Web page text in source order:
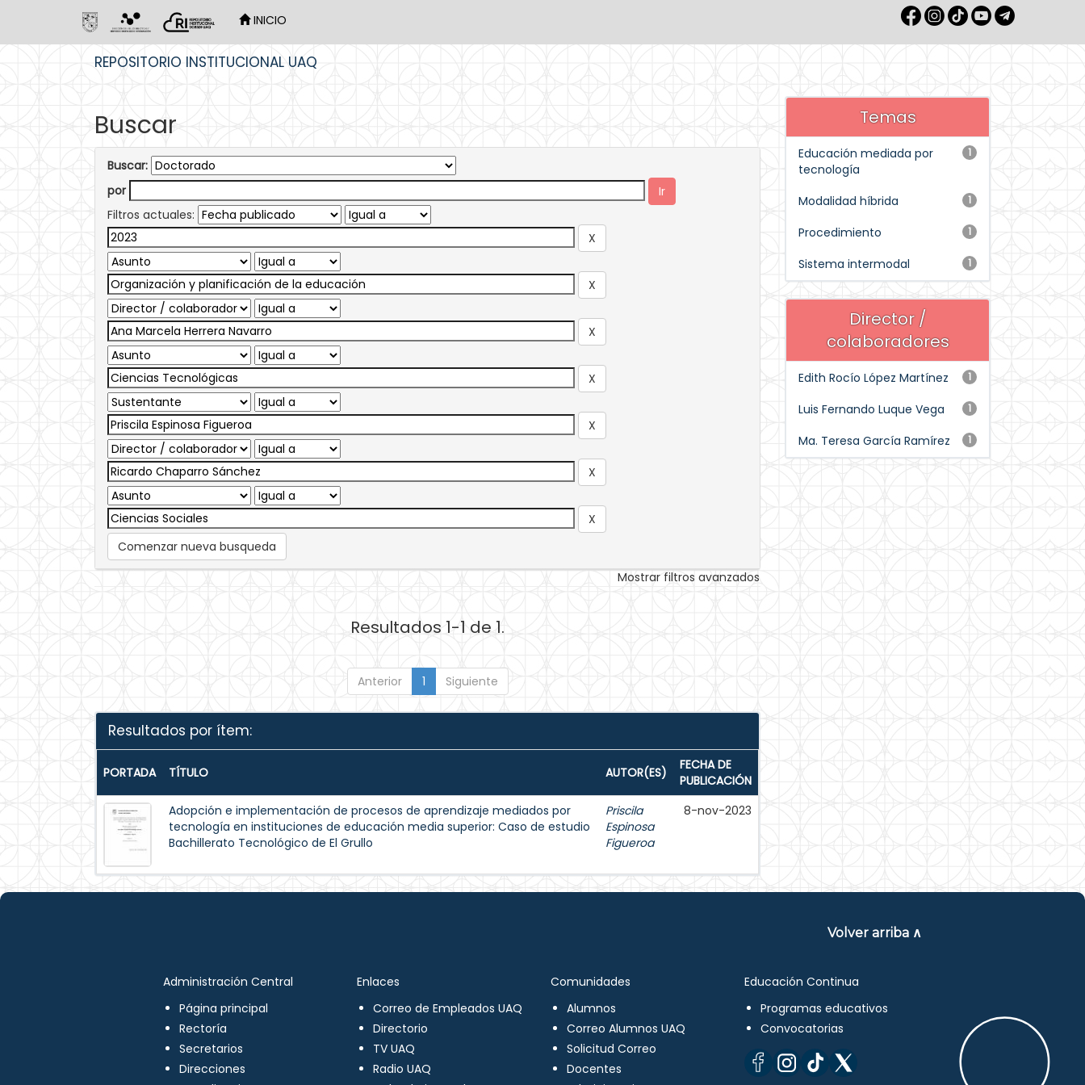
INICIO
REPOSITORIO INSTITUCIONAL UAQ
Buscar
Buscar:
por
Filtros actuales:
Comenzar nueva busqueda
Mostrar filtros avanzados
Resultados 1-1 de 1.
Anterior 1 Siguiente
Resultados por ítem:
PORTADA TÍTULO AUTOR(ES)
FECHA DE
PUBLICACIÓN
Adopción e implementación de procesos de aprendizaje mediados por
tecnología en instituciones de educación media superior: Caso de estudio
Bachillerato Tecnológico de El Grullo
Priscila
Espinosa
Figueroa
8-nov-2023
Temas
1
Educación mediada por
tecnología
1
Modalidad híbrida
1
Procedimiento
1
Sistema intermodal
Director /
colaboradores
1
Edith Rocío López Martínez
1
Luis Fernando Luque Vega
1
Ma. Teresa García Ramírez
Volver arriba ∧
Administración Central
Página principal
Rectoría
Secretarios
Direcciones
Enlaces
Correo de Empleados UAQ
Directorio
TV UAQ
Radio UAQ
Comunidades
Alumnos
Correo Alumnos UAQ
Solicitud Correo
Docentes
Educación Continua
Programas educativos
Convocatorias